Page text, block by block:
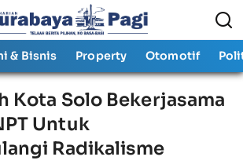
& Bisnis Property Otomotif
Kota Solo Bekerjasama
Untuk
Radikalisme